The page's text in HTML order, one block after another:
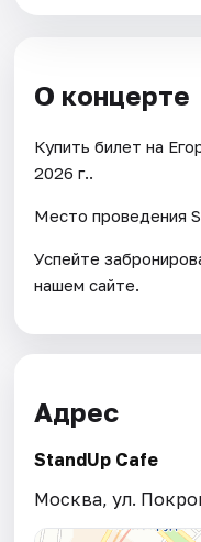
О концерте
Купить билет на
2026 г..
Место проведения
Успейте
нашем сайте.
Адрес
StandUp Cafe
Москва, ул.